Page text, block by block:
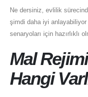
Ne dersiniz, evlilik
şimdi daha iyi
senaryoları için hazırlıklı
Mal
Hangi